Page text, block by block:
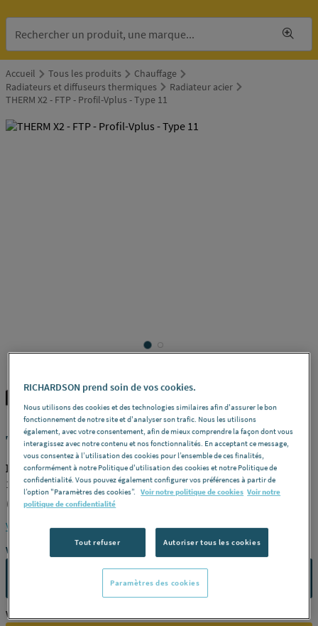
Accueil Tous les produits
Chauffage
Radiateurs et diffuseurs thermiques
Radiateur acier
THERM X2 - FTP - Profil-Vplus - Type 11
KERMI REF : 286RP
THERM X2 - FTP - Profil-Vplus - Type 11
KERMI FTP110600501R2K
10bar, vanne, droite, avec hab. -Hauteur (mm)600 -Largeur
(mm)500 -Puissance dt 50 (w)
Voir la description complète
Vous avez un projet ?
CONTACTEZ-NOUS
Vous êtes un professionnel ?
RICHARDSON prend soin de vos cookies.
Nous utilisons des cookies et des technologies similaires afin d'assurer le bon
fonctionnement de notre site et d'analyser son trafic. Nous les utilisons
également, avec votre consentement, afin de mieux comprendre la façon dont vous
interagissez avec notre contenu et nos fonctionnalités. En acceptant ce message,
vous consentez à l’utilisation des cookies pour l’ensemble de ces finalités,
conformément à notre Politique d'utilisation des cookies et notre Politique de
confidentialité. Vous pouvez également configurer vos préférences à partir de
l’option "Paramètres des cookies”. Voir notre politique de cookies Voir notre
politique de confidentialité
Tout refuser Autoriser tous les cookies
Paramètres des cookies